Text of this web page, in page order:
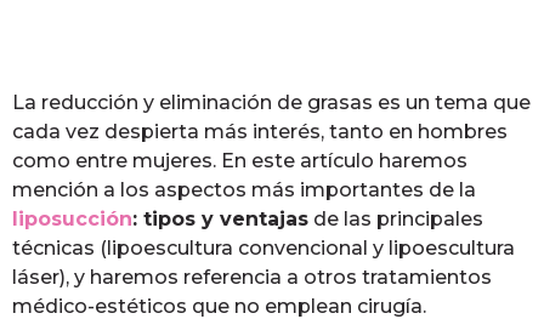
La reducción y eliminación de grasas es un tema que
cada vez despierta más interés, tanto en hombres
como entre mujeres. En este artículo haremos
mención a los aspectos más importantes de la
liposucción: tipos y ventajas de las principales
técnicas (lipoescultura convencional y lipoescultura
láser), y haremos referencia a otros tratamientos
médico-estéticos que no emplean cirugía.